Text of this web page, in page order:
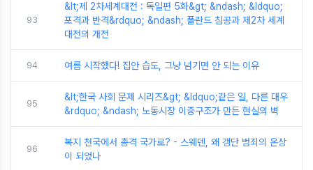
93
&lt;제 2차세계대전 : 독일편 5화&gt; &ndash; &ldquo;
포격과 반격&rdquo; &ndash; 폴란드 침공과 제2차 세계
대전의 개전
94 여름 시작했다! 집안 습도, 그냥 넘기면 안 되는 이유
95
&lt;한국 사회 문제 시리즈&gt; &ldquo;같은 일, 다른 대우
&rdquo; &ndash; 노동시장 이중구조가 만든 현실의 벽
96
복지 천국에서 총격 국가로? - 스웨덴, 왜 갱단 범죄의 온상
이 되었나